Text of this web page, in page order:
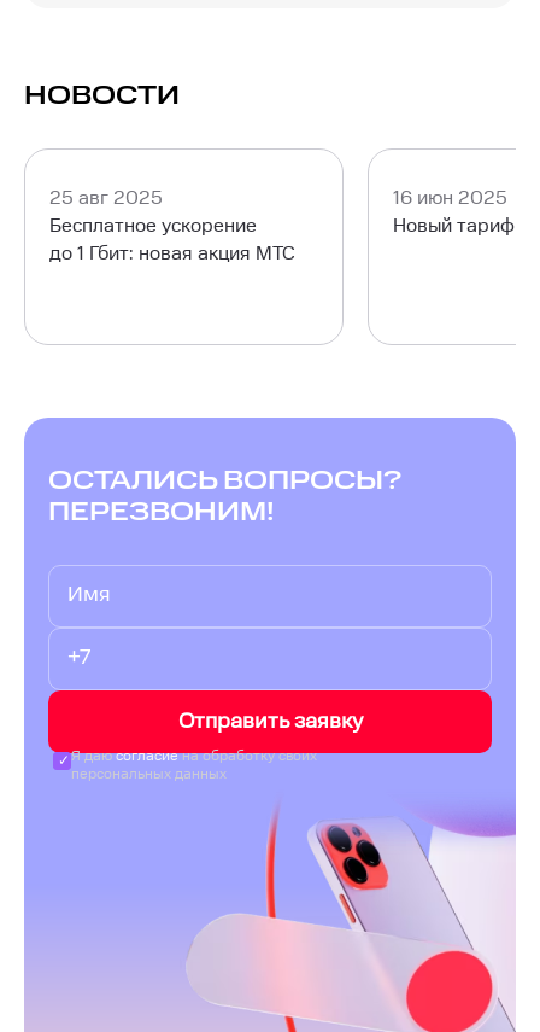
скоростью в любой точке вашей квартиры со
планшета.
НОВОСТИ
25 авг 2025
Бесплатное ускорение
до 1 Гбит: новая акция МТС
16 июн 2025
Новый тариф
ОСТАЛИСЬ ВОПРОСЫ?
ПЕРЕЗВОНИМ!
Отправить заявку
Я даюсогласиена обработку своих
персональных данных